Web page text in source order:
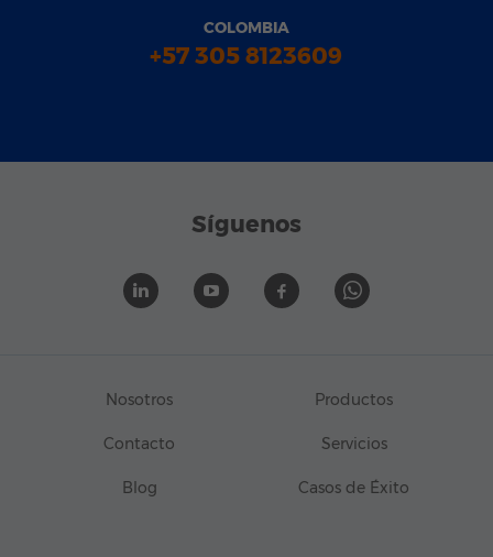
COLOMBIA
+57 305 8123609
Síguenos
Nosotros Productos
Contacto Servicios
Blog Casos de Éxito